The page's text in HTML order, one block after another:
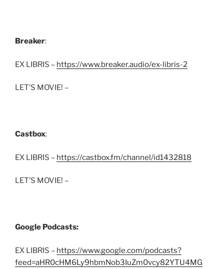
Breaker:
EX LIBRIS – https://www.breaker.audio/ex-libris-2
LET’S MOVIE! –
Castbox:
EX LIBRIS – https://castbox.fm/channel/id1432818
LET’S MOVIE! –
Google Podcasts:
EX LIBRIS – https://www.google.com/podcasts?
feed=aHR0cHM6Ly9hbmNob3IuZm0vcy82YTU4MG